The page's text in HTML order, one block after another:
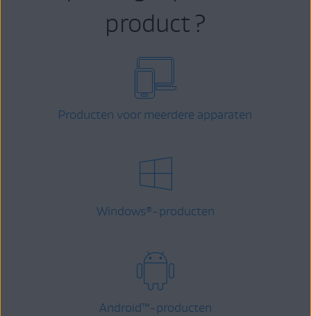
product ?
Producten voor meerdere apparaten
Windows® -producten
Android™-producten